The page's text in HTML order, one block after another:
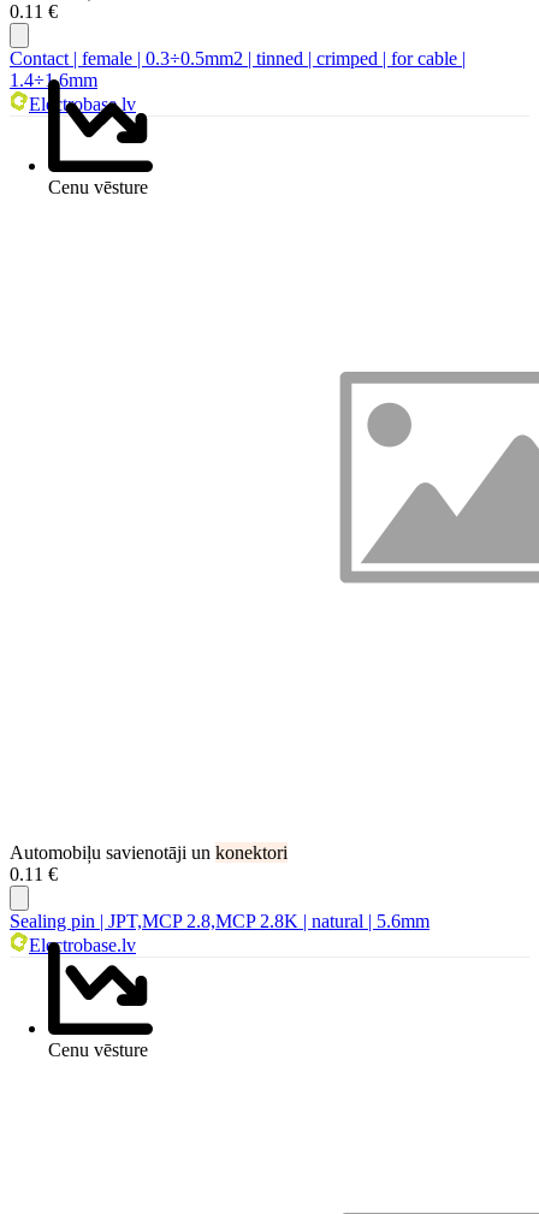
0.11 €
Cenu vēsture
Contact | female | 0.3÷0.5mm2 | tinned | crimped | for cable |
1.4÷1.6mm
Electrobase.lv
Automobiļu savienotāji un konektori
0.11 €
Cenu vēsture
Sealing pin | JPT,MCP 2.8,MCP 2.8K | natural | 5.6mm
Electrobase.lv